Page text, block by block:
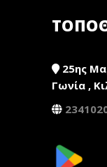
25ης
Γωνία ,